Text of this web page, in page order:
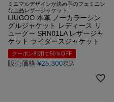
ミニマルデザインが決め手のフェミニン
な上品レザージャケット！
LIUGOO 本革 ノーカラーシン
グルジャケット レディース リ
ューグー SRN01LA レザージャ
ケット ライダースジャケット
クーポン利用で50％OFF
販売価格 ¥25,300税込